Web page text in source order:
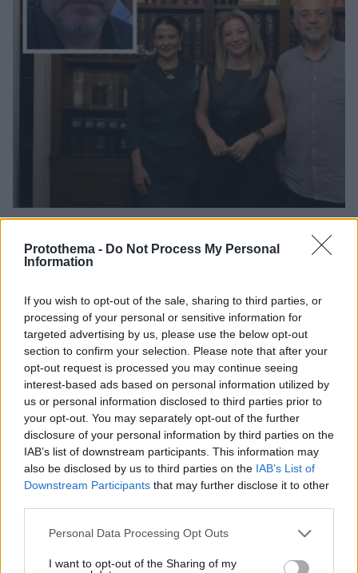
Protothema - Do Not Process My Personal
Information
If you wish to opt-out of the sale, sharing to third parties, or
processing of your personal or sensitive information for
targeted advertising by us, please use the below opt-out
section to confirm your selection. Please note that after your
opt-out request is processed you may continue seeing
interest-based ads based on personal information utilized by
us or personal information disclosed to third parties prior to
your opt-out. You may separately opt-out of the further
disclosure of your personal information by third parties on the
IAB’s list of downstream participants. This information may
also be disclosed by us to third parties on the IAB’s List of
Downstream Participants that may further disclose it to other
Please note that this website/app uses one or more Google
not limited to your visit or usage behaviour. You may click to
Personal Data Processing Opt Outs
I want to opt-out of the Sharing of my
«Κάνω live, μέχρι να δώσει ο αλγόριθμος, μετά θα γίνει
ψιλοχαμός»: Το βίντεο για το κόμμα Καρυστιανού και οι
μνήμες των ρωσικών bots στα Τέμπη
18.05.2026, 17:50